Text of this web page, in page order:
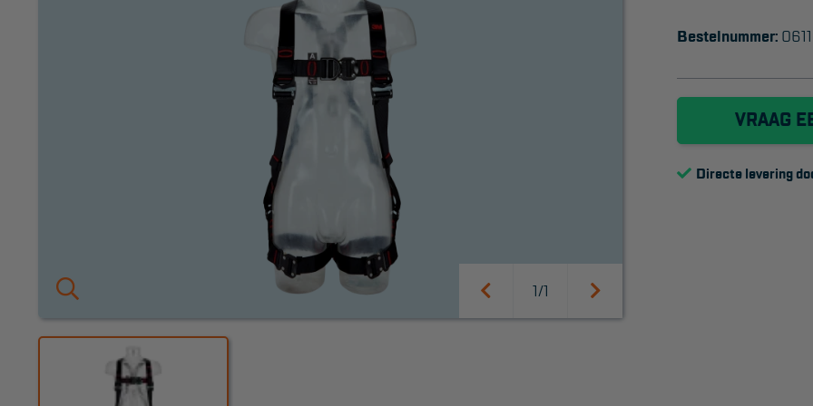
Ladders en
trappen
Steigers
OVER ONS
Vestigingen
Dealers
Werken bij ons
Tips en trucs
Veelgestelde vragen
1/1
Bestelnummer:
VRAAG
Directe levering